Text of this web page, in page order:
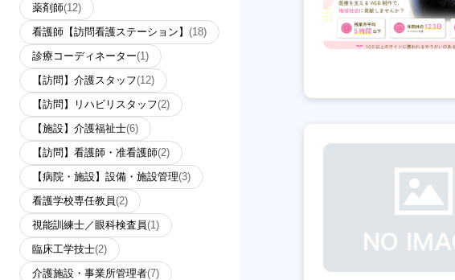
薬剤師(12)
看護師【訪問看護ステーション】 (18)
診療コーディネーター(1)
【訪問】介護スタッフ(12)
【訪問】リハビリスタッフ(2)
【施設】介護福祉士(6)
【訪問】看護師・准看護師(2)
【病院・施設】設備・施設管理(3)
看護学校専任教員(2)
視能訓練士／眼科検査員(1)
臨床工学技士(2)
介護施設・事業所管理者(7)